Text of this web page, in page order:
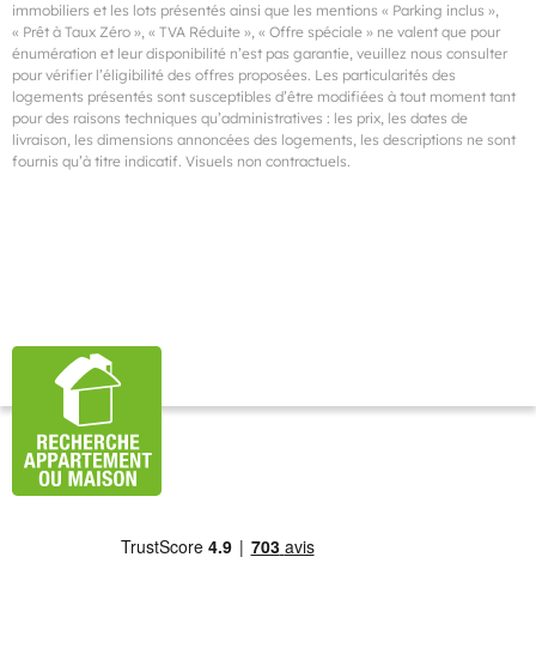
immobiliers et les lots présentés ainsi que les mentions « Parking inclus »,
« Prêt à Taux Zéro », « TVA Réduite », « Offre spéciale » ne valent que pour
énumération et leur disponibilité n’est pas garantie, veuillez nous consulter
pour vérifier l’éligibilité des offres proposées. Les particularités des
logements présentés sont susceptibles d’être modifiées à tout moment tant
pour des raisons techniques qu’administratives : les prix, les dates de
livraison, les dimensions annoncées des logements, les descriptions ne sont
fournis qu’à titre indicatif. Visuels non contractuels.